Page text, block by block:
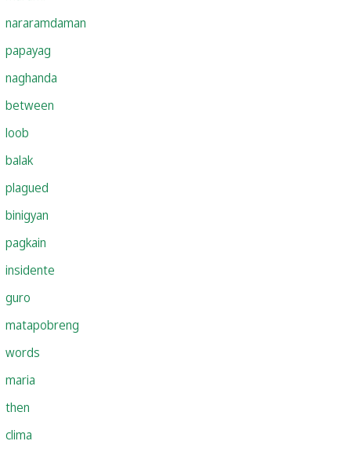
nararamdaman
papayag
naghanda
between
loob
balak
plagued
binigyan
pagkain
insidente
guro
matapobreng
words
maria
then
clima